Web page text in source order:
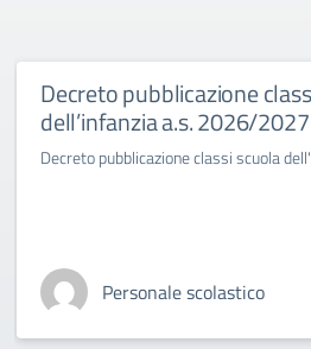
Decreto pubblicazione
dell’infanzia a.s. 2026/2027
Decreto pubblicazione classi scuola
Personale scolastico